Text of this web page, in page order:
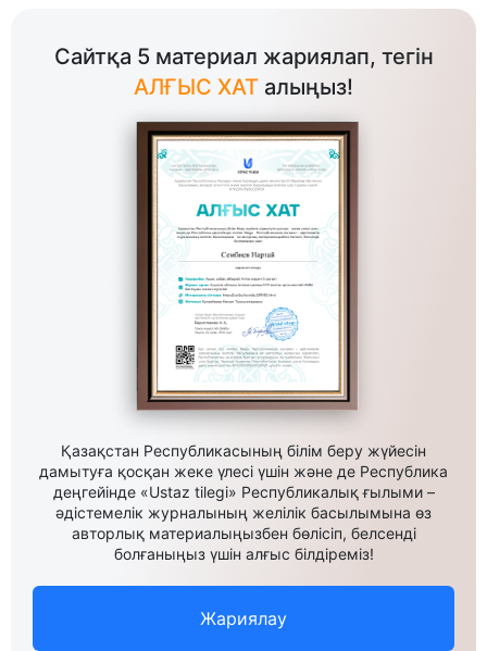
Сайтқа 5 материал жариялап, тегін
АЛҒЫС ХАТ алыңыз!
Қазақстан Республикасының білім беру жүйесін
дамытуға қосқан жеке үлесі үшін және де Республика
деңгейінде «Ustaz tilegi» Республикалық ғылыми –
әдістемелік журналының желілік басылымына өз
авторлық материалыңызбен бөлісіп, белсенді
болғаныңыз үшін алғыс білдіреміз!
Жариялау